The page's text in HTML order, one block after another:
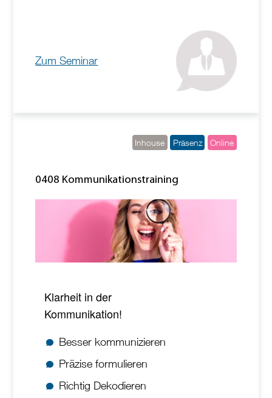
Zum Seminar
Inhouse Präsenz Online
0408 Kommunikationstraining
Klarheit in der
Kommunikation!
Besser kommunizieren
Präzise formulieren
Richtig Dekodieren